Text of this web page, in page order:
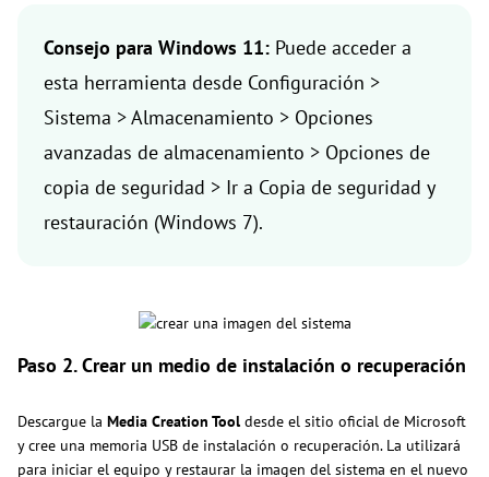
Consejo para Windows 11: Puede acceder a
esta herramienta desde Configuración >
Sistema > Almacenamiento > Opciones
avanzadas de almacenamiento > Opciones de
copia de seguridad > Ir a Copia de seguridad y
restauración (Windows 7).
Paso 2. Crear un medio de instalación o recuperación
Descargue la Media Creation Tool desde el sitio oficial de Microsoft
y cree una memoria USB de instalación o recuperación. La utilizará
para iniciar el equipo y restaurar la imagen del sistema en el nuevo